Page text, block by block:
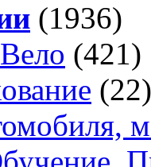
(1936)
(421)
(22)